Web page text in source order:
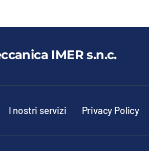
IMER s.n.c.
I nostri servizi Privacy Policy